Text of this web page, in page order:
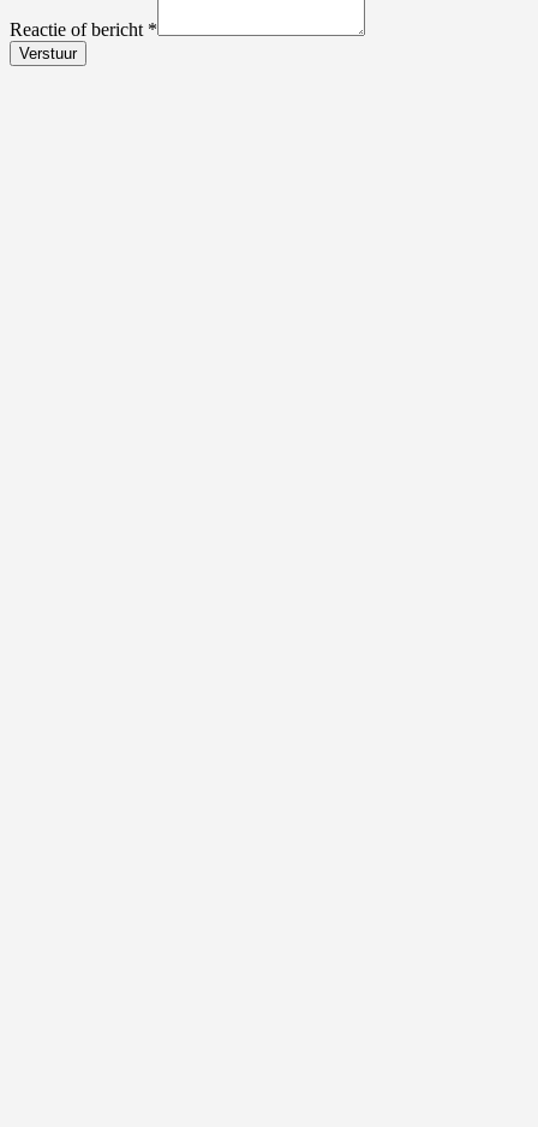
Reactie of bericht *
Verstuur